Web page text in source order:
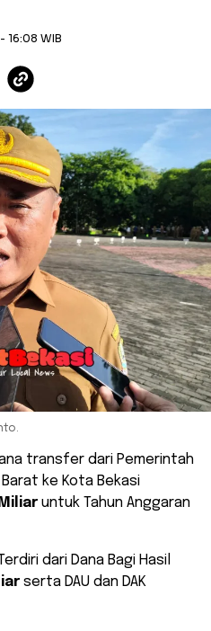
- 16:08 WIB
transfer dari Pemerintah
ke Kota Bekasi
untuk Tahun Anggaran
Terdiri dari Dana Bagi Hasil
serta DAU dan DAK